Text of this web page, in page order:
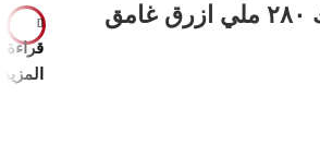
قراءة
المزيد